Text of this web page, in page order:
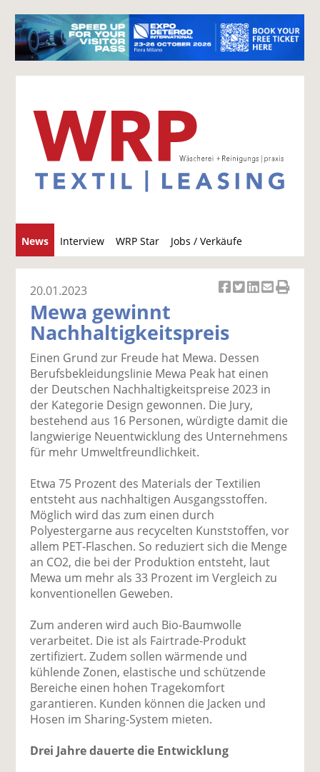
News Interview WRP Star Jobs / Verkäufe
u
c
k
el
a
uf
F
ac
e
b
o
k
te
il
e
n
t
wi
tt
er
n
a
uf
Li
n
k
e
te
il
e
n
er
E
m
ai
l
n
e
n
e
n
20.01.2023
Mewa gewinnt
Nachhaltigkeitspreis
Einen Grund zur Freude hat Mewa. Dessen
Berufsbekleidungslinie Mewa Peak hat einen
der Deutschen Nachhaltigkeitspreise 2023 in
der Kategorie Design gewonnen. Die Jury,
bestehend aus 16 Personen, würdigte damit die
langwierige Neuentwicklung des Unternehmens
für mehr Umweltfreundlichkeit.
Etwa 75 Prozent des Materials der Textilien
entsteht aus nachhaltigen Ausgangsstoffen.
Möglich wird das zum einen durch
Polyestergarne aus recycelten Kunststoffen, vor
allem PET-Flaschen. So reduziert sich die Menge
an CO2, die bei der Produktion entsteht, laut
Mewa um mehr als 33 Prozent im Vergleich zu
konventionellen Geweben.
Zum anderen wird auch Bio-Baumwolle
verarbeitet. Die ist als Fairtrade-Produkt
zertifiziert. Zudem sollen wärmende und
kühlende Zonen, elastische und schützende
Bereiche einen hohen Tragekomfort
garantieren. Kunden können die Jacken und
Hosen im Sharing-System mieten.
Drei Jahre dauerte die Entwicklung